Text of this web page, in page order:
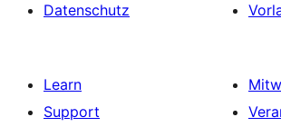
Datenschutz
Learn
Support